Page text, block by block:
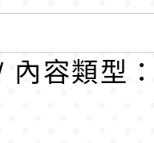
區農業
教育專
歡迎已
園市桃
年度「
年度國
戴口罩
國小
容類型